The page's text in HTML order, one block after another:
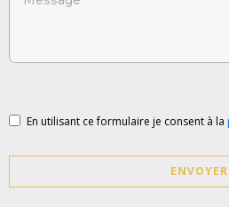
En utilisant ce formulaire je consent à la
ENVOYER